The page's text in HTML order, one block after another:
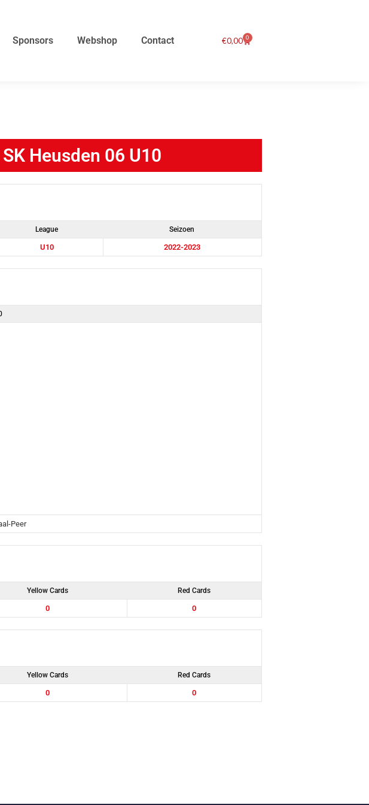
Sponsors Webshop Contact €0,00 0
Winkelwagen
SK Heusden 06 U10
League Seizoen
U10 2022-2023
Peer
Yellow Cards Red Cards
0 0
Yellow Cards Red Cards
0 0